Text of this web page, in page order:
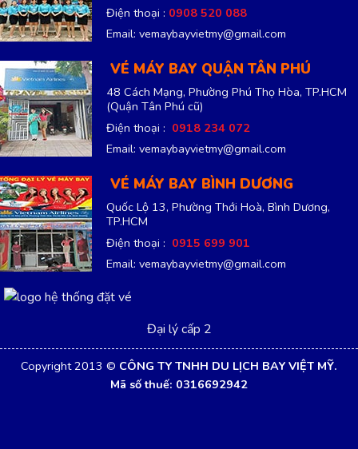
Điện thoại : 0908 520 088
Email: vemaybayvietmy@gmail.com
VÉ MÁY BAY QUẬN TÂN PHÚ
48 Cách Mạng, Phường Phú Thọ Hòa, TP.HCM
(Quận Tân Phú cũ)
Điện thoại : 0918 234 072
Email: vemaybayvietmy@gmail.com
VÉ MÁY BAY BÌNH DƯƠNG
Quốc Lộ 13, Phường Thới Hoà, Bình Dương,
TP.HCM
Điện thoại : 0915 699 901
Email: vemaybayvietmy@gmail.com
Đại lý cấp 2
Copyright 2013 © CÔNG TY TNHH DU LỊCH BAY VIỆT MỸ.
Mã số thuế: 0316692942